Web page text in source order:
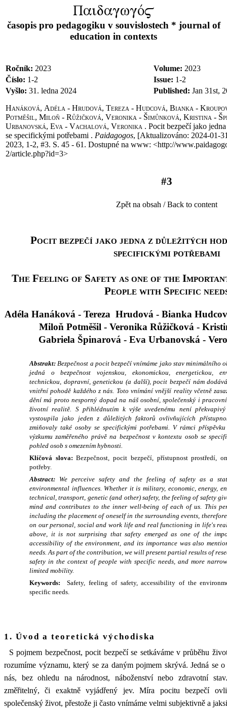
PaidagwgÒ$
časopis pro pedagogiku v souvislostech * journal of
education in contexts
Ročník: 2023 Volume: 2023
Číslo: 1-2 Issue: 1-2
Vyšlo: 31. ledna 2024 Published: Jan 31st,
Hanáková, Adéla - Hrudová, Tereza - Hudcová, Bianka -
Potměšil, Miloň - Růžičková, Veronika - Šimůnková, Kristina -
Urbanovská, Eva - Vachalová, Veronika . Pocit bezpečí jako
se specifickými potřebami . Paidagogos, [Aktualizováno: 2024-01-
2023, 1-2, #3. S. 45 - 61. Dostupné na www: <http://
2/article.php?id=3>
#3
Zpět na obsah / Back to content
Pocit bezpečí jako jedna z důležitých
specifickými potřebami
The Feeling of Safety as one of the
People with Specific
Adéla Hanáková - Tereza Hrudová - Bianka
Miloň Potměšil - Veronika Růžičková -
Gabriela Špinarová - Eva Urbanovská -
Abstrakt:Bezpečnost a pocit bezpečí vnímáme jako stav minimálního
jedná o bezpečnost vojenskou, ekonomickou, energetickou,
technickou, dopravní, genetickou (a další), pocit bezpečí nám
vnitřní pohodě každého z nás. Toto vnímání vnější reality včetně
dění má proto nesporný dopad na náš osobní, společenský i
životní realitě. S přihlédnutím k výše uvedenému není
vystoupila jako jeden z důležitých faktorů ovlivňujících
zmiňovaly také osoby se specifickými potřebami. V rámci
výzkumu zaměřeného právě na bezpečnost v kontextu osob se
pohled osob s omezením hybnosti.
Klíčová slova:Bezpečnost, pocit bezpečí, přístupnost prostředí,
potřeby.
Abstract: We perceive safety and the feeling of safety as a
environmental influences. Whether it is military, economic, energy,
technical, transport, genetic (and other) safety, the feeling of safety
mind and contributes to the inner well-being of each of us. This
including the placement of oneself in the surrounding events,
on our personal, social and work life and real functioning in life's
above, it is not surprising that safety emerged as one of the
accessibility of the environment, and its importance was also
needs. As part of the contribution, we will present partial results of
safety in the context of people with specific needs, and more
limited mobility.
Keywords:
Safety, feeling of safety, accessibility of the
specific needs.
1. Úvod a teoretická východiska
S pojmem bezpečnost, pocit bezpečí se setkáváme v průběhu
rozumíme významu, který se za daným pojmem skrývá. Jedná se
nás, bez ohledu na národnost, náboženství nebo zdravotní
změřitelný, či exaktně vyjádřený jev. Míra pocitu bezpečí
společenský život, přestože ji často vnímáme velmi subjektivně a